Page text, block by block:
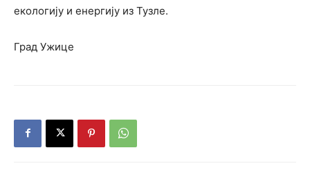
екологију и енергију из Тузле.
Град Ужице